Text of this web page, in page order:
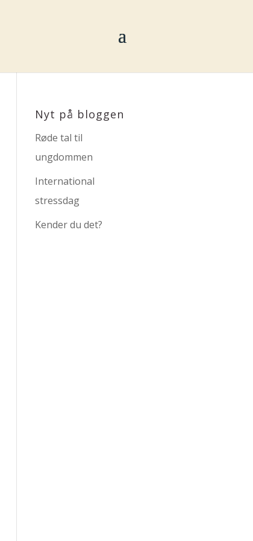
Nyt på bloggen
Røde tal til
ungdommen
International
stressdag
Kender du det?